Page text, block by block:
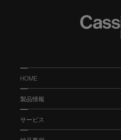
HOME
製品情報
サービス